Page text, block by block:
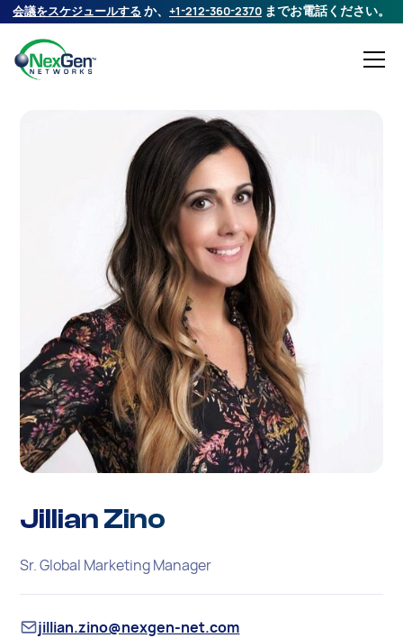
会議をスケジュールする か、 +1-212-360-2370 までお電話ください。
Jillian Zino
Sr. Global Marketing Manager
jillian.zino@nexgen-net.com